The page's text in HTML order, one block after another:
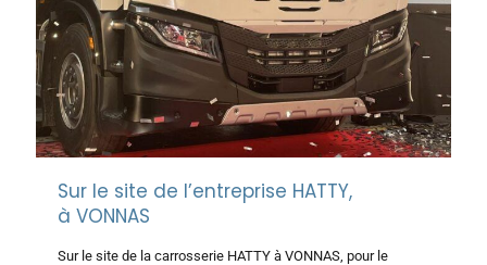
Sur le site de l’entreprise HATTY,
à VONNAS
Sur le site de la carrosserie HATTY à VONNAS, pour le